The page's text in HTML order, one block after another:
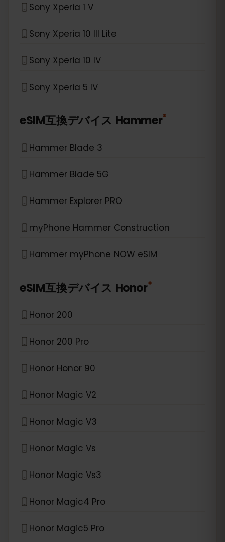
Sony Xperia 1 V
Sony Xperia 10 III Lite
Sony Xperia 10 IV
Sony Xperia 5 IV
eSIM互換デバイス Hammer*
Hammer Blade 3
Hammer Blade 5G
Hammer Explorer PRO
myPhone Hammer Construction
Hammer myPhone NOW eSIM
eSIM互換デバイス Honor*
Honor 200
Honor 200 Pro
Honor Honor 90
Honor Magic V2
Honor Magic V3
Honor Magic Vs
Honor Magic Vs3
Honor Magic4 Pro
Honor Magic5 Pro